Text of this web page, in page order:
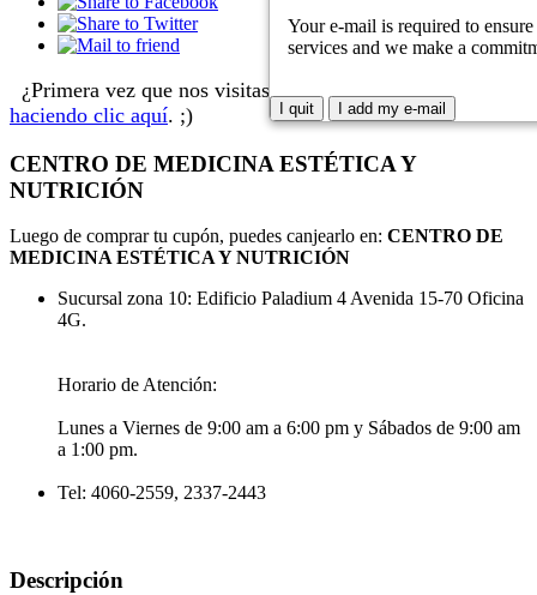
¿Primera vez que nos visitas?Aprende cómo comprar
haciendo clic aquí. ;)
CENTRO DE MEDICINA ESTÉTICA Y
NUTRICIÓN
Luego de comprar tu cupón, puedes canjearlo en: CENTRO DE
MEDICINA ESTÉTICA Y NUTRICIÓN
Sucursal zona 10: Edificio Paladium 4 Avenida 15-70 Oficina
4G.
Horario de Atención:
Lunes a Viernes de 9:00 am a 6:00 pm y Sábados de 9:00 am
a 1:00 pm.
Tel: 4060-2559, 2337-2443
Descripción
Your e-mail is required to
services and we make a
I quit I add my e-mail